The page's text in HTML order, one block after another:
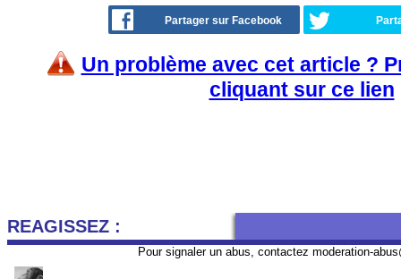
Partager sur Facebook
Un problème avec cet article ?
cliquant sur ce lien
REAGISSEZ :
Pour signaler un abus, contactez moderation-